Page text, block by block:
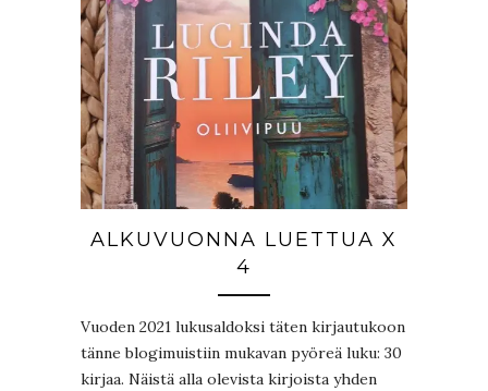
ALKUVUONNA LUETTUA X
4
Vuoden 2021 lukusaldoksi täten kirjautukoon
tänne blogimuistiin mukavan pyöreä luku: 30
kirjaa. Näistä alla olevista kirjoista yhden